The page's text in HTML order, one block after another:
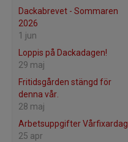
Dackabrevet - Sommaren
2026
1 jun
Loppis på Dackadagen!
29 maj
Fritidsgården stängd för
denna vår.
28 maj
Arbetsuppgifter Vårfixardag.
25 apr